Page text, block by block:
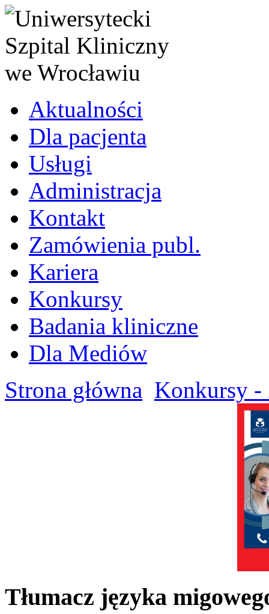
Aktualności
Dla pacjenta
Usługi
Administracja
Kontakt
Zamówienia publ.
Kariera
Konkursy
Badania kliniczne
Dla Mediów
Strona główna Konkursy -
Tłumacz języka